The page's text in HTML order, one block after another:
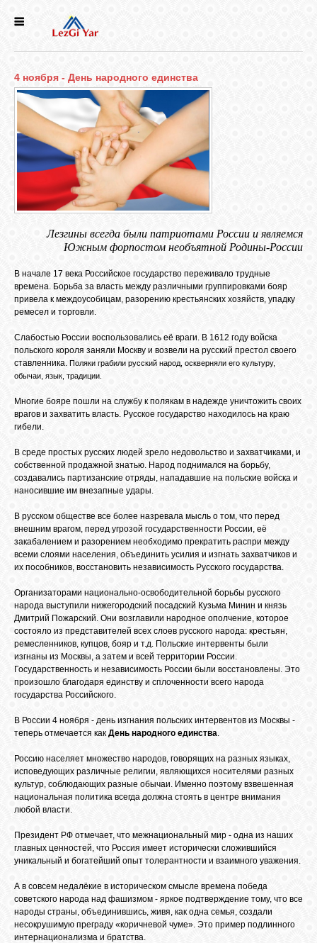
СЕЛА
ИСТОРИЯ
КУЛЬТУРА
НАРОДЫ
БИБЛИОТЕКА
ФОРУМ
О САЙТЕ
ВИДЕО
САЙТЫ
ОБЪЯВЛЕНИЯ
ВОПРОСЫ /
ОТВЕТЫ
КОНТАКТЫ
VK
4 ноября - День народного единства
Лезгины всегда были патриотами России и являемся
Южным форпостом необъятной Родины-России
В начале 17 века Российское государство переживало трудные
времена. Борьба за власть между различными группировками бояр
привела к междоусобицам, разорению крестьянских хозяйств, упадку
ремесел и торговли.
Слабостью России воспользовались её враги. В 1612 году войска
польского короля заняли Москву и возвели на русский престол своего
ставленника. Поляки грабили русский народ, оскверняли его культуру,
обычаи, язык, традиции.
Многие бояре пошли на службу к полякам в надежде уничтожить своих
врагов и захватить власть. Русское государство находилось на краю
гибели.
В среде простых русских людей зрело недовольство и захватчиками, и
собственной продажной знатью. Народ поднимался на борьбу,
создавались партизанские отряды, нападавшие на польские войска и
наносившие им внезапные удары.
В русском обществе все более назревала мысль о том, что перед
внешним врагом, перед угрозой государственности России, её
закабалением и разорением необходимо прекратить распри между
всеми слоями населения, объединить усилия и изгнать захватчиков и
их пособников, восстановить независимость Русского государства.
Организаторами национально-освободительной борьбы русского
народа выступили нижегородский посадский Кузьма Минин и князь
Дмитрий Пожарский. Они возглавили народное ополчение, которое
состояло из представителей всех слоев русского народа: крестьян,
ремесленников, купцов, бояр и т.д. Польские интервенты были
изгнаны из Москвы, а затем и всей территории России.
Государственность и независимость России были восстановлены. Это
произошло благодаря единству и сплоченности всего народа
государства Российского.
В России 4 ноября - день изгнания польских интервентов из Москвы -
теперь отмечается какДень народного единства.
Россию населяет множество народов, говорящих на разных языках,
исповедующих различные религии, являющихся носителями разных
культур, соблюдающих разные обычаи. Именно поэтому взвешенная
национальная политика всегда должна стоять в центре внимания
любой власти.
Президент РФ отмечает, что межнациональный мир - одна из наших
главных ценностей, что Россия имеет исторически сложившийся
уникальный и богатейший опыт толерантности и взаимного уважения.
А в совсем недалёкие в историческом смысле времена победа
советского народа над фашизмом - яркое подтверждение тому, что все
народы страны, объединившись, живя, как одна семья, создали
несокрушимую преграду «коричневой чуме». Это пример подлинного
интернационализма и братства.